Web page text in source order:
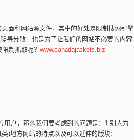
面和网站源文件，其中的好处是限制搜索引擎
寻分散，也是为了让我们的网站不必要的内容
制抓取呢？ www.canadajackets.biz
用户，那么我们要考虑到的问题是：1.别人为
)地方网站的特点以及可以延伸的版块：